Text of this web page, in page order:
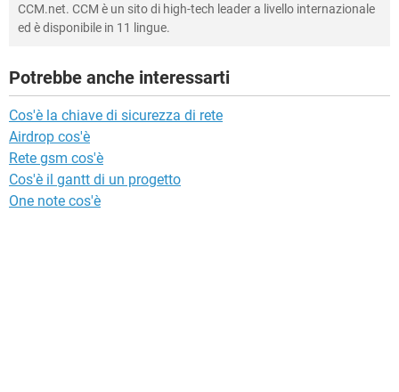
CCM.net. CCM è un sito di high-tech leader a livello internazionale
ed è disponibile in 11 lingue.
Potrebbe anche interessarti
Cos'è la chiave di sicurezza di rete
Airdrop cos'è
Rete gsm cos'è
Cos'è il gantt di un progetto
One note cos'è